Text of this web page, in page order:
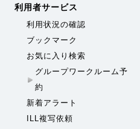
利用者サービス
利用状況の確認
ブックマーク
お気に入り検索
グループワークルーム予
約
新着アラート
ILL複写依頼